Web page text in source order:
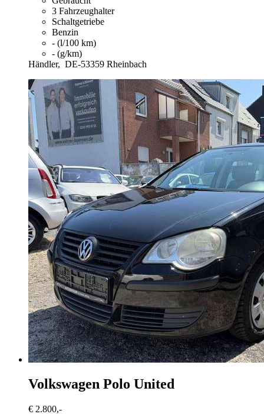
3 Fahrzeughalter
Schaltgetriebe
Benzin
- (l/100 km)
- (g/km)
Händler, DE-53359 Rheinbach
Volkswagen Polo United
€ 2.800,-